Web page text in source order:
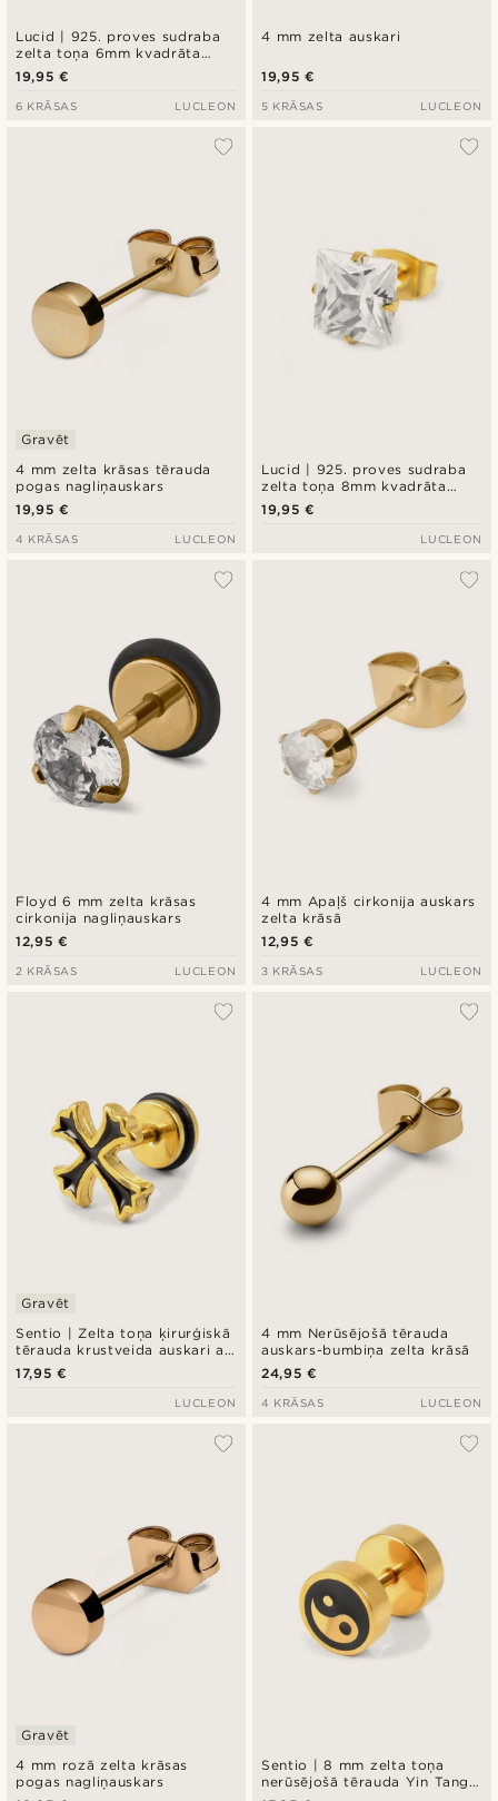
Lucid | 925. proves sudraba
zelta toņa 6mm kvadrāta
cirkonija auskars
19,95 €
6 KRĀSAS LUCLEON
4 mm zelta auskari
19,95 €
5 KRĀSAS LUCLEON
4 mm zelta krāsas tērauda
pogas nagliņauskars
Gravēt
19,95 €
4 KRĀSAS LUCLEON
Lucid | 925. proves sudraba
zelta toņa 8mm kvadrāta
cirkonija auskars
19,95 €
LUCLEON
Floyd 6 mm zelta krāsas
cirkonija nagliņauskars
12,95 €
2 KRĀSAS LUCLEON
4 mm Apaļš cirkonija auskars
zelta krāsā
12,95 €
3 KRĀSAS LUCLEON
Sentio | Zelta toņa ķirurģiskā
tērauda krustveida auskari ar
Patonce akmeni
Gravēt
17,95 €
LUCLEON
4 mm Nerūsējošā tērauda
auskars-bumbiņa zelta krāsā
24,95 €
4 KRĀSAS LUCLEON
4 mm rozā zelta krāsas
pogas nagliņauskars
Gravēt
Sentio | 8 mm zelta toņa
nerūsējošā tērauda Yin Tang